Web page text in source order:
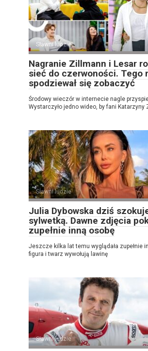
Sławni ludzie
Nagranie Zillmann i Lesar
sieć do czerwoności. Tego
spodziewał się zobaczyć
Środowy wieczór w internecie nagle
Wystarczyło jedno wideo, by fani Katarzyny
Sławni ludzie
Julia Dybowska dziś
sylwetką. Dawne zdjęcia
zupełnie inną osobę
Jeszcze kilka lat temu wyglądała zupełnie
figura i twarz wywołują lawinę
Sławni ludzie